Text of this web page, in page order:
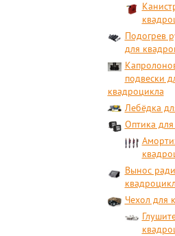
Подогрев
для
подвески
квадроцикла
Лебёдка
Оптика
Вынос
квадроцикл
Чехол для